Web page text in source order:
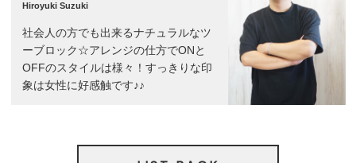
Hiroyuki Suzuki
社会人の方でも出来るナチュラルなツ
ーブロック☆アレンジの仕方でONと
OFFのスタイルは様々！すっきりな印
象は女性に好感触です♪♪